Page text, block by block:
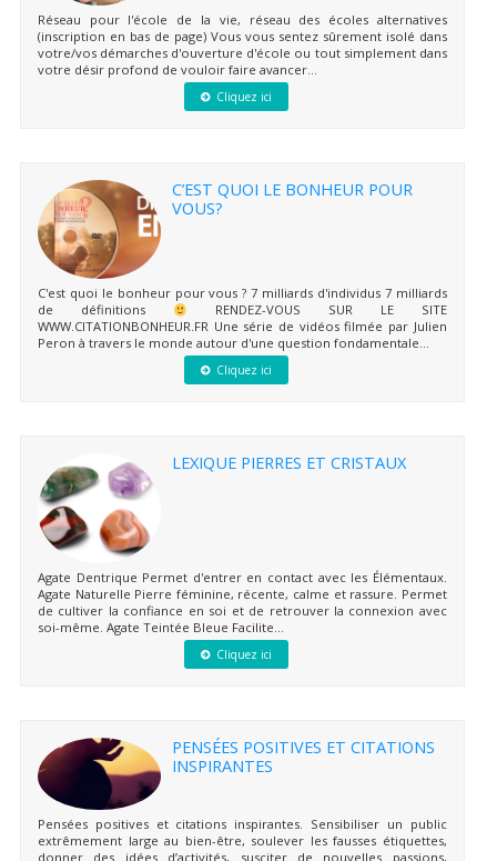
Réseau pour l'école de la vie, réseau des écoles alternatives
(inscription en bas de page) Vous vous sentez sûrement isolé dans
votre/vos démarches d'ouverture d'école ou tout simplement dans
votre désir profond de vouloir faire avancer...
Cliquez ici
C’EST QUOI LE BONHEUR POUR
VOUS?
C'est quoi le bonheur pour vous ? 7 milliards d'individus 7 milliards
de définitions
RENDEZ-VOUS SUR LE SITE
WWW.CITATIONBONHEUR.FR Une série de vidéos filmée par Julien
Peron à travers le monde autour d'une question fondamentale...
Cliquez ici
LEXIQUE PIERRES ET CRISTAUX
Agate Dentrique Permet d'entrer en contact avec les Élémentaux.
Agate Naturelle Pierre féminine, récente, calme et rassure. Permet
de cultiver la confiance en soi et de retrouver la connexion avec
soi-même. Agate Teintée Bleue Facilite...
Cliquez ici
PENSÉES POSITIVES ET CITATIONS
INSPIRANTES
Pensées positives et citations inspirantes. Sensibiliser un public
extrêmement large au bien-être, soulever les fausses étiquettes,
donner des idées d’activités, susciter de nouvelles passions,